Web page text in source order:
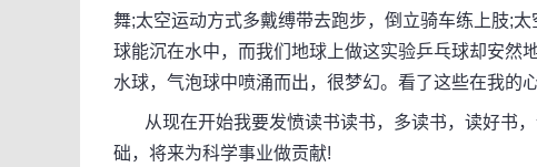
舞;太空运动方式多戴缚带去跑步，倒立骑车练上肢;
球能沉在水中，而我们地球上做这实验乒乓球却安然
水球，气泡球中喷涌而出，很梦幻。看了这些在我的
从现在开始我要发愤读书读书，多读书，读好书，
础，将来为科学事业做贡献!